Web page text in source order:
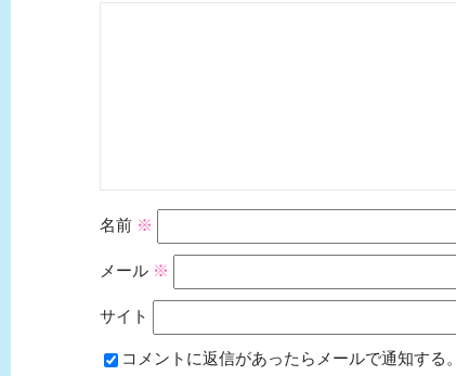
名前 ※
メール ※
サイト
コメントに返信があったらメールで通知する。